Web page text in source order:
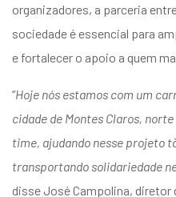
organizadores, a parceria
sociedade é essencial para
e fortalecer o apoio a quem
“Hoje nós estamos com um
cidade de Montes Claros, norte
time, ajudando nesse projeto
transportando solidariedade
disse José Campolina, diretor